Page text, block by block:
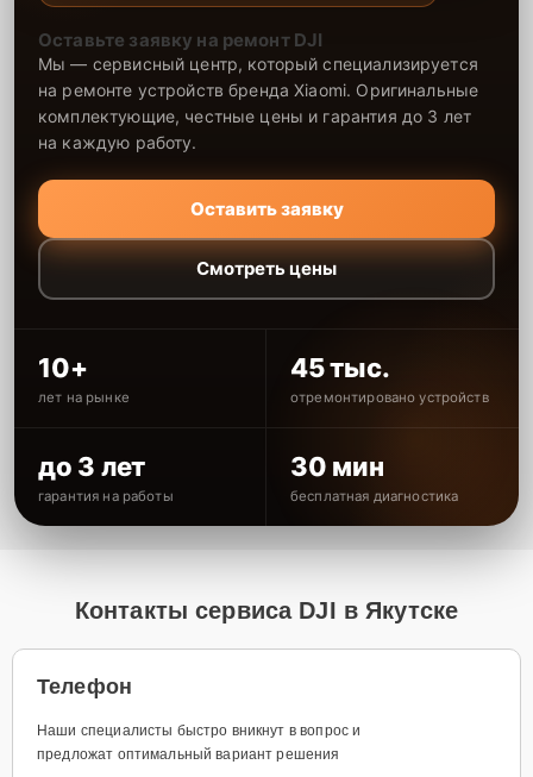
Оставьте заявку на ремонт DJI
Мы — сервисный центр, который специализируется
на ремонте устройств бренда Xiaomi. Оригинальные
комплектующие, честные цены и гарантия до 3 лет
на каждую работу.
Оставить заявку
Смотреть цены
10+
лет на рынке
45 тыс.
отремонтировано устройств
до 3 лет
гарантия на работы
30 мин
бесплатная диагностика
Контакты сервиса DJI в Якутске
Телефон
Наши специалисты быстро вникнут в вопрос и
предложат оптимальный вариант решения